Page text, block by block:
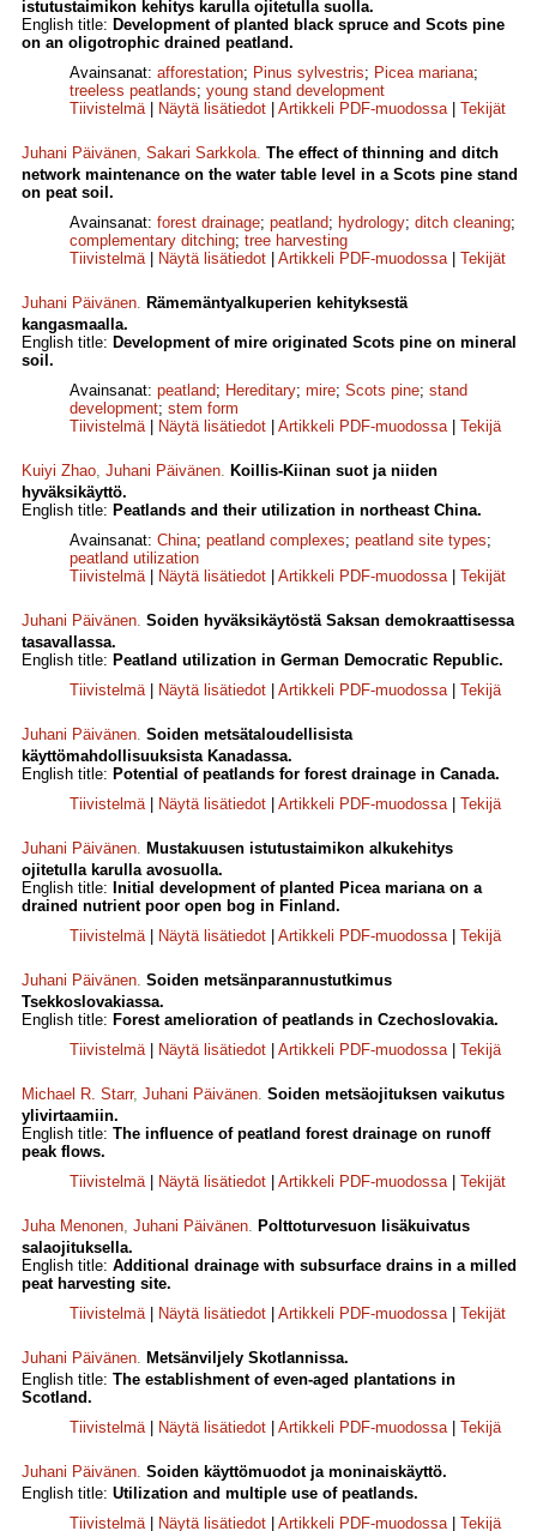
istutustaimikon kehitys karulla ojitetulla suolla.
English title: Development of planted black spruce and Scots pine
on an oligotrophic drained peatland.
Avainsanat: afforestation; Pinus sylvestris; Picea mariana;
treeless peatlands; young stand development
Tiivistelmä| Näytä lisätiedot Artikkeli PDF-muodossa| Tekijät
Juhani Päivänen, Sakari Sarkkola. The effect of thinning and ditch
network maintenance on the water table level in a Scots pine stand
on peat soil.
Avainsanat: forest drainage; peatland; hydrology; ditch cleaning;
complementary ditching; tree harvesting
Tiivistelmä| Näytä lisätiedot Artikkeli PDF-muodossa| Tekijät
Juhani Päivänen. Rämemäntyalkuperien kehityksestä
kangasmaalla.
English title: Development of mire originated Scots pine on mineral
soil.
Avainsanat: peatland; Hereditary; mire; Scots pine; stand
development; stem form
Tiivistelmä| Näytä lisätiedot Artikkeli PDF-muodossa| Tekijä
Kuiyi Zhao, Juhani Päivänen. Koillis-Kiinan suot ja niiden
hyväksikäyttö.
English title: Peatlands and their utilization in northeast China.
Avainsanat: China; peatland complexes; peatland site types;
peatland utilization
Tiivistelmä| Näytä lisätiedot Artikkeli PDF-muodossa| Tekijät
Juhani Päivänen. Soiden hyväksikäytöstä Saksan demokraattisessa
tasavallassa.
English title: Peatland utilization in German Democratic Republic.
Tiivistelmä| Näytä lisätiedot Artikkeli PDF-muodossa| Tekijä
Juhani Päivänen. Soiden metsätaloudellisista
käyttömahdollisuuksista Kanadassa.
English title: Potential of peatlands for forest drainage in Canada.
Tiivistelmä| Näytä lisätiedot Artikkeli PDF-muodossa| Tekijä
Juhani Päivänen. Mustakuusen istutustaimikon alkukehitys
ojitetulla karulla avosuolla.
English title: Initial development of planted Picea mariana on a
drained nutrient poor open bog in Finland.
Tiivistelmä| Näytä lisätiedot Artikkeli PDF-muodossa| Tekijä
Juhani Päivänen. Soiden metsänparannustutkimus
Tsekkoslovakiassa.
English title: Forest amelioration of peatlands in Czechoslovakia.
Tiivistelmä| Näytä lisätiedot Artikkeli PDF-muodossa| Tekijä
Michael R. Starr, Juhani Päivänen. Soiden metsäojituksen vaikutus
ylivirtaamiin.
English title: The influence of peatland forest drainage on runoff
peak flows.
Tiivistelmä| Näytä lisätiedot Artikkeli PDF-muodossa| Tekijät
Juha Menonen, Juhani Päivänen. Polttoturvesuon lisäkuivatus
salaojituksella.
English title: Additional drainage with subsurface drains in a milled
peat harvesting site.
Tiivistelmä| Näytä lisätiedot Artikkeli PDF-muodossa| Tekijät
Juhani Päivänen. Metsänviljely Skotlannissa.
English title: The establishment of even-aged plantations in
Scotland.
Tiivistelmä| Näytä lisätiedot Artikkeli PDF-muodossa| Tekijä
Juhani Päivänen. Soiden käyttömuodot ja moninaiskäyttö.
English title: Utilization and multiple use of peatlands.
Tiivistelmä| Näytä lisätiedot Artikkeli PDF-muodossa| Tekijä